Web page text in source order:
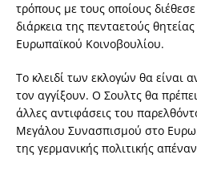
τρόπους με τους οποίους
διάρκεια της πενταετούς
Ευρωπαϊκού Κοινοβουλίου.
Το κλειδί των εκλογών θα είναι
τον αγγίξουν. Ο Σουλτς θα
άλλες αντιφάσεις του
Μεγάλου Συνασπισμού στο
της γερμανικής πολιτικής